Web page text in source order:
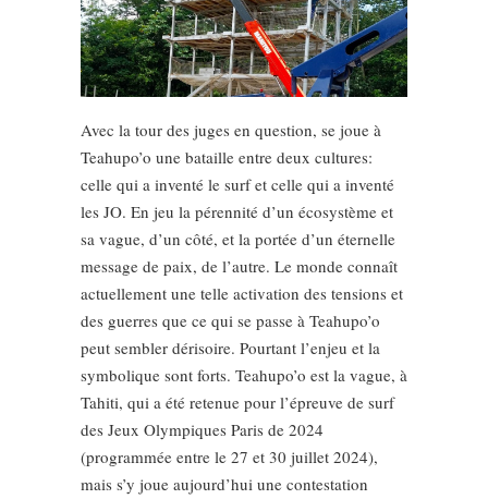
Avec la tour des juges en question, se joue à
Teahupo’o une bataille entre deux cultures:
celle qui a inventé le surf et celle qui a inventé
les JO. En jeu la pérennité d’un écosystème et
sa vague, d’un côté, et la portée d’un éternelle
message de paix, de l’autre. Le monde connaît
actuellement une telle activation des tensions et
des guerres que ce qui se passe à Teahupo’o
peut sembler dérisoire. Pourtant l’enjeu et la
symbolique sont forts. Teahupo’o est la vague, à
Tahiti, qui a été retenue pour l’épreuve de surf
des Jeux Olympiques Paris de 2024
(programmée entre le 27 et 30 juillet 2024),
mais s’y joue aujourd’hui une contestation